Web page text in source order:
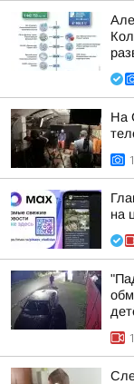
На
на